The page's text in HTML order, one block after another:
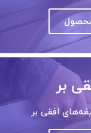
بر
افقی بر